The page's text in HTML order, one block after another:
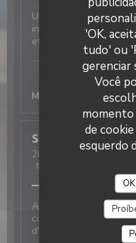
'OK,
tudo' ou
gerenciar
Você
momento
de
esquerdo
Un accueil chaleureux
intime. Des plats
et goût.
Laurette -
the review
Merci de votre retour à
Stephane
2026-03-31
- 12:30 -
service
Ambiance très
convenables, mais
d'affluence.
Laurette -